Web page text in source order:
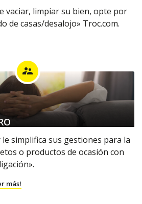
vaciar, limpiar su bien, opte por
de casas/desalojo» Troc.com.
supervisor_account
simplifica sus gestiones para la
o productos de ocasión con
más!